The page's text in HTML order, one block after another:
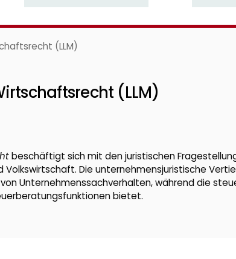
(LLM)
(LLM)
beschäftigt sich mit den juristischen
Volkswirtschaft. Die unternehmensjuristische
Unternehmenssachverhalten, während die
bietet.